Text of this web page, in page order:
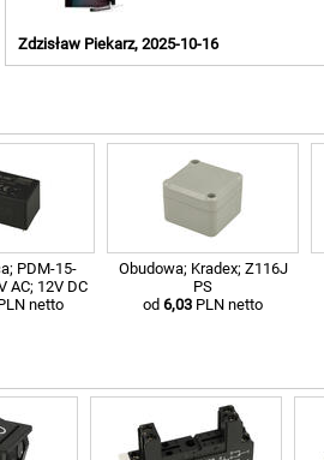
Zdzisław Piekarz, 2025-10-16
PDM-15-
AC; 12V DC
netto
Obudowa; Kradex; Z116J
PS
od 6,03 PLN netto